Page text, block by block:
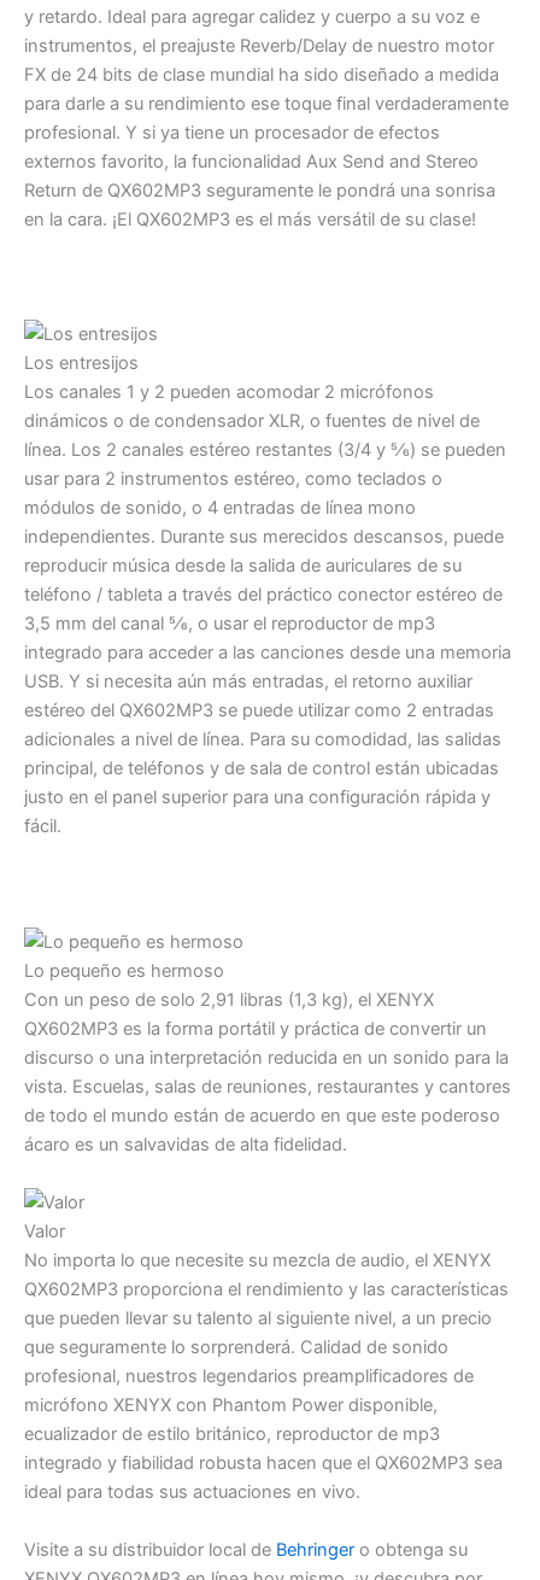
y retardo. Ideal para agregar calidez y cuerpo a su voz e
instrumentos, el preajuste Reverb/Delay de nuestro motor
FX de 24 bits de clase mundial ha sido diseñado a medida
para darle a su rendimiento ese toque final verdaderamente
profesional. Y si ya tiene un procesador de efectos
externos favorito, la funcionalidad Aux Send and Stereo
Return de QX602MP3 seguramente le pondrá una sonrisa
en la cara. ¡El QX602MP3 es el más versátil de su clase!
Los entresijos
Los canales 1 y 2 pueden acomodar 2 micrófonos
dinámicos o de condensador XLR, o fuentes de nivel de
línea. Los 2 canales estéreo restantes (3/4 y 5⁄6) se pueden
usar para 2 instrumentos estéreo, como teclados o
módulos de sonido, o 4 entradas de línea mono
independientes. Durante sus merecidos descansos, puede
reproducir música desde la salida de auriculares de su
teléfono / tableta a través del práctico conector estéreo de
3,5 mm del canal 5⁄6, o usar el reproductor de mp3
integrado para acceder a las canciones desde una memoria
USB. Y si necesita aún más entradas, el retorno auxiliar
estéreo del QX602MP3 se puede utilizar como 2 entradas
adicionales a nivel de línea. Para su comodidad, las salidas
principal, de teléfonos y de sala de control están ubicadas
justo en el panel superior para una configuración rápida y
fácil.
Lo pequeño es hermoso
Con un peso de solo 2,91 libras (1,3 kg), el XENYX
QX602MP3 es la forma portátil y práctica de convertir un
discurso o una interpretación reducida en un sonido para la
vista. Escuelas, salas de reuniones, restaurantes y cantores
de todo el mundo están de acuerdo en que este poderoso
ácaro es un salvavidas de alta fidelidad.
Valor
No importa lo que necesite su mezcla de audio, el XENYX
QX602MP3 proporciona el rendimiento y las características
que pueden llevar su talento al siguiente nivel, a un precio
que seguramente lo sorprenderá. Calidad de sonido
profesional, nuestros legendarios preamplificadores de
micrófono XENYX con Phantom Power disponible,
ecualizador de estilo británico, reproductor de mp3
integrado y fiabilidad robusta hacen que el QX602MP3 sea
ideal para todas sus actuaciones en vivo.
Visite a su distribuidor local de Behringer o obtenga su